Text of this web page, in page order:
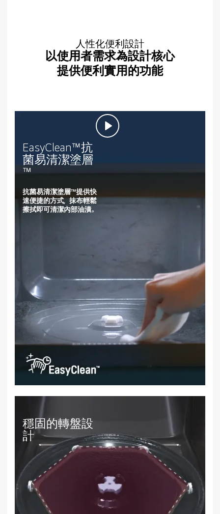
人性化便利設計
以使用者需求為設計核心
提供便利實用的功能
EasyClean™抗
菌易清潔塗層
™
抗菌易清潔塗層™提供快
速便捷的方式，抹布輕鬆
擦拭即可清潔內部油漬。
穩固的轉盤設
計